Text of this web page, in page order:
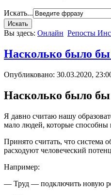
Искать...
Вы здесь: Онлайн Репосты
Насколько было бы
Опубликовано: 30.03.2020,
Насколько было бы
Я давно считаю нашу
мало людей, которые способны
Принято считать, что система
расходуют человеческий
Например:
— Труд — подключить новую